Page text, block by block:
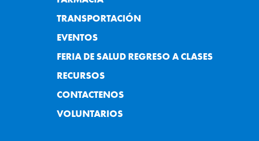
TRANSPORTACIÓN
EVENTOS
FERIA DE SALUD REGRESO A CLASES
RECURSOS
CONTACTENOS
VOLUNTARIOS